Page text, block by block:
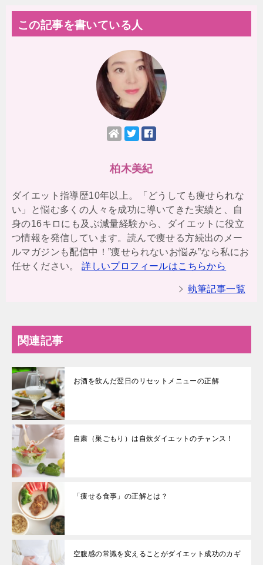
この記事を書いている人
柏木美紀
ダイエット指導歴10年以上。「どうしても痩せられな
い」と悩む多くの人々を成功に導いてきた実績と、自
身の16キロにも及ぶ減量経験から、ダイエットに役立
つ情報を発信しています。読んで痩せる方続出のメー
ルマガジンも配信中！”痩せられないお悩み”なら私にお
任せください。詳しいプロフィールはこちらから
執筆記事一覧
関連記事
お酒を飲んだ翌日のリセットメニューの正解
自粛（巣ごもり）は自炊ダイエットのチャンス！
「痩せる食事」の正解とは？
空腹感の常識を変えることがダイエット成功のカギ